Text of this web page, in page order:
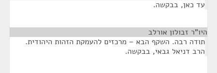
עד כאן, בבקשה.
היו"ר זבולון אורלב
תודה רבה. השקף הבא – מרכזים להעמקת הזהות היהודית.
הרב דניאל גבאי, בבקשה.